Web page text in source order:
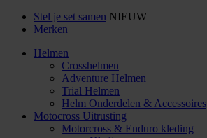
Stel je set samen NIEUW
Merken
Helmen
Crosshelmen
Adventure Helmen
Trial Helmen
Helm Onderdelen & Accessoires
Motocross Uitrusting
Motorcross & Enduro kleding